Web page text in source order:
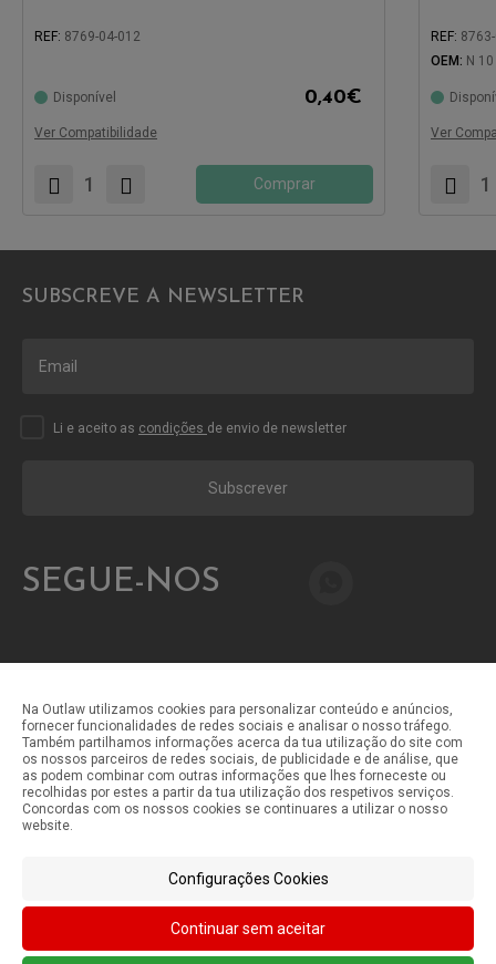
REF: 8769-04-012
Disponível 0,40€
Ver Compatibilidade
Comprar
REF:
OEM: N
Ver
SUBSCREVE A NEWSLETTER
Subscrever
Li e aceito as condições de envio de newsletter
SEGUE-NOS
Métodos de pagamento
Métodos de envio
©Outlaw Parts 2024 . Todos os direitos reservados.
Na Outlaw utilizamos cookies para personalizar conteúdo e anúncios,
fornecer funcionalidades de redes sociais e analisar o nosso tráfego.
Também partilhamos informações acerca da tua utilização do site com
os nossos parceiros de redes sociais, de publicidade e de análise, que
as podem combinar com outras informações que lhes forneceste ou
recolhidas por estes a partir da tua utilização dos respetivos serviços.
Concordas com os nossos cookies se continuares a utilizar o nosso
website.
Configurações Cookies
Continuar sem aceitar